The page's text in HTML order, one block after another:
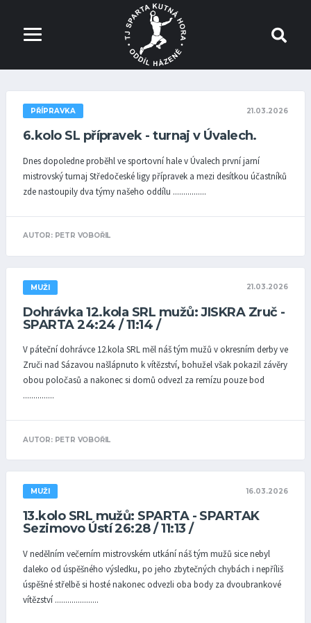
PŘÍPRAVKA 21.03.2026
6.kolo SL přípravek - turnaj v Úvalech.
Dnes dopoledne proběhl ve sportovní hale v Úvalech první jarní
mistrovský turnaj Středočeské ligy přípravek a mezi desítkou účastníků
zde nastoupily dva týmy našeho oddílu ................
AUTOR: PETR VOBOŘIL
MUŽI 21.03.2026
Dohrávka 12.kola SRL mužů: JISKRA Zruč -
SPARTA 24:24 / 11:14 /
V páteční dohrávce 12.kola SRL měl náš tým mužů v okresním derby ve
Zruči nad Sázavou našlápnuto k vítězství, bohužel však pokazil závěry
obou poločasů a nakonec si domů odvezl za remízu pouze bod
...............
AUTOR: PETR VOBOŘIL
MUŽI 16.03.2026
13.kolo SRL mužů: SPARTA - SPARTAK
Sezimovo Ústí 26:28 / 11:13 /
V nedělním večerním mistrovském utkání náš tým mužů sice nebyl
daleko od úspěšného výsledku, po jeho zbytečných chybách i nepříliš
úspěšné střelbě si hosté nakonec odvezli oba body za dvoubrankové
vítězství .....................